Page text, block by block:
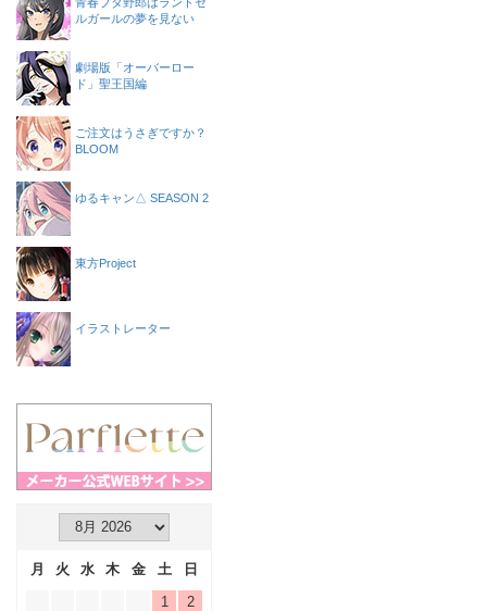
ルガールの夢を見ない
劇場版「オーバーロー
ド」聖王国編
ご注文はうさぎですか？
BLOOM
ゆるキャン△ SEASON 2
東方Project
イラストレーター
月 火 水 木 金 土
日
1
2